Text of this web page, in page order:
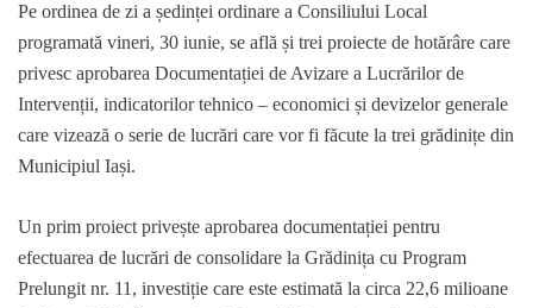
Pe ordinea de zi a ședinței ordinare a Consiliului Local
programată vineri, 30 iunie, se află și trei proiecte de hotărâre care
privesc aprobarea Documentației de Avizare a Lucrărilor de
Intervenții, indicatorilor tehnico – economici și devizelor generale
care vizează o serie de lucrări care vor fi făcute la trei grădinițe din
Municipiul Iași.
Un prim proiect privește aprobarea documentației pentru
efectuarea de lucrări de consolidare la Grădinița cu Program
Prelungit nr. 11, investiție care este estimată la circa 22,6 milioane